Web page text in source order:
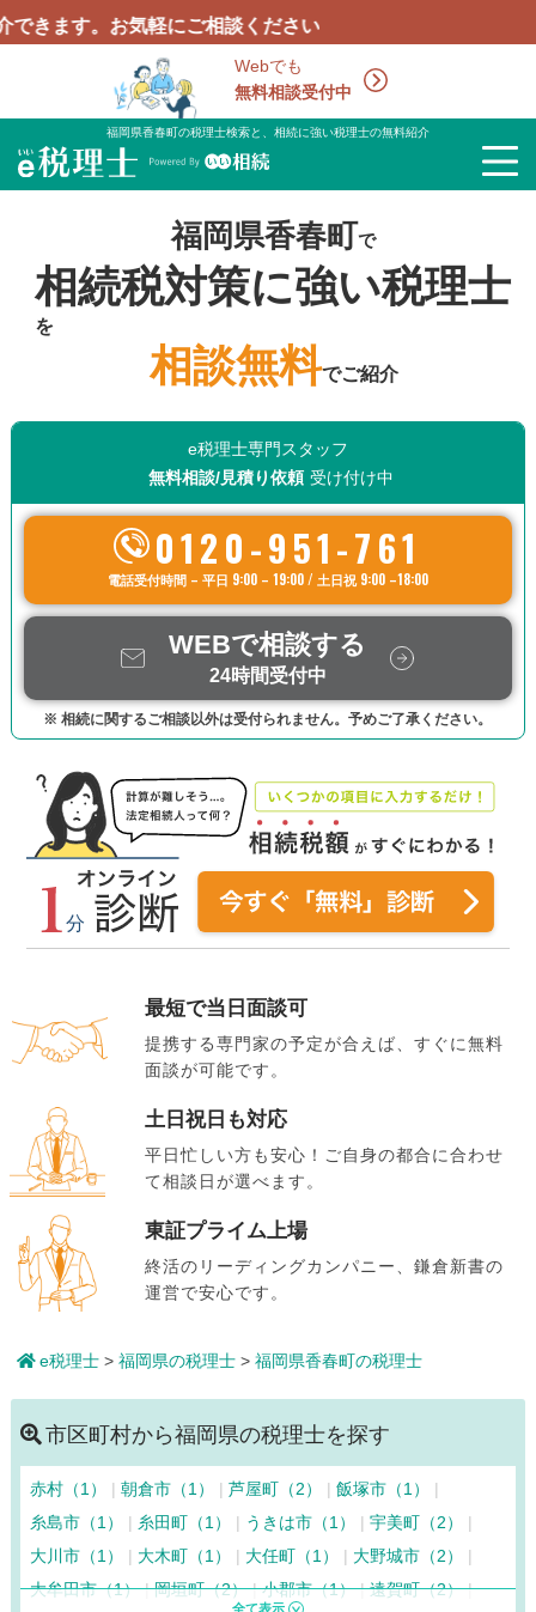
Webでも
無料相談受付中
お気軽にご相談ください
福岡県香春町の税理士検索と、相続に強い税理士の無料紹介
福岡県香春町で
相続税対策に強い税理士
を
相談無料でご紹介
e税理士専門スタッフ
無料相談/見積り依頼 受け付け中
0120-951-761
電話受付時間 – 平日 9:00 – 19:00 / 土日祝 9:00 –18:00
WEBで相談する
24時間受付中
※ 相続に関するご相談以外は受付られません。予めご了承ください。
最短で当日面談可
提携する専門家の予定が合えば、すぐに無料
面談が可能です。
土日祝日も対応
平日忙しい方も安心！ご自身の都合に合わせ
て相談日が選べます。
東証プライム上場
終活のリーディングカンパニー、鎌倉新書の
運営で安心です。
e税理士> 福岡県の税理士> 福岡県香春町の税理士
市区町村から福岡県の税理士を探す
赤村（1） 朝倉市（1） 芦屋町（2）
飯塚市（1）
糸島市（1）
糸田町（1） うきは市（1）
宇美町（2）
大川市（1）
大木町（1） 大任町（1）
大野城市（2）
大牟田市（1） 岡垣町（2） 小郡市（1） 遠賀町（2）